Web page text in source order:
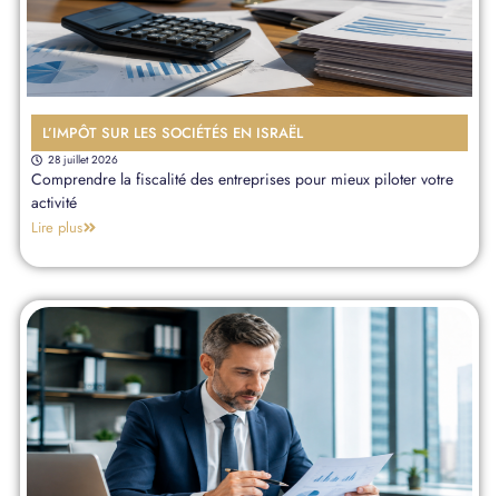
L’IMPÔT SUR LES SOCIÉTÉS EN ISRAËL
28 juillet 2026
Comprendre la fiscalité des entreprises pour mieux piloter votre
activité
Lire plus